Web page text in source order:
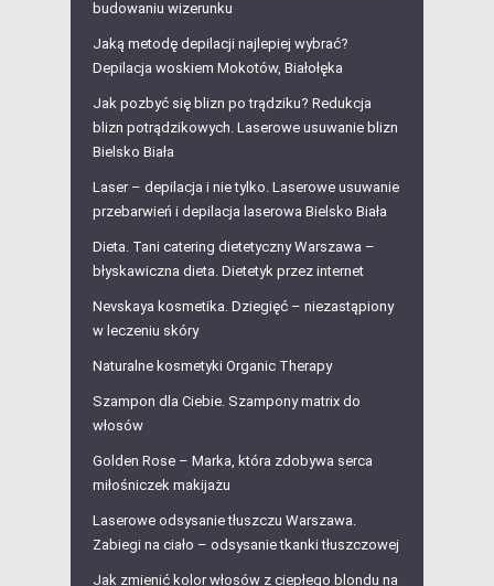
budowaniu wizerunku
Jaką metodę depilacji najlepiej wybrać?
Depilacja woskiem Mokotów, Białołęka
Jak pozbyć się blizn po trądziku? Redukcja
blizn potrądzikowych. Laserowe usuwanie blizn
Bielsko Biała
Laser – depilacja i nie tylko. Laserowe usuwanie
przebarwień i depilacja laserowa Bielsko Biała
Dieta. Tani catering dietetyczny Warszawa –
błyskawiczna dieta. Dietetyk przez internet
Nevskaya kosmetika. Dziegięć – niezastąpiony
w leczeniu skóry
Naturalne kosmetyki Organic Therapy
Szampon dla Ciebie. Szampony matrix do
włosów
Golden Rose – Marka, która zdobywa serca
miłośniczek makijażu
Laserowe odsysanie tłuszczu Warszawa.
Zabiegi na ciało – odsysanie tkanki tłuszczowej
Jak zmienić kolor włosów z ciepłego blondu na